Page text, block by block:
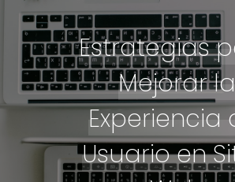
Estrategias
Mejorar la
Experiencia
Usuario en